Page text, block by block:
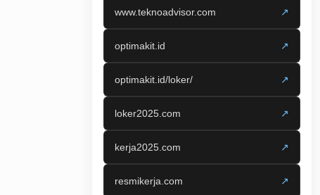
www.teknoadvisor.com ↗
optimakit.id ↗
optimakit.id/loker/ ↗
loker2025.com ↗
kerja2025.com ↗
resmikerja.com ↗